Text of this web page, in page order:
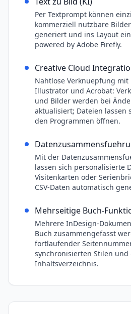
Per Textprompt können
kommerziell nutzbare
generiert und ins Layout
powered by Adobe Firefly.
Creative Cloud
Nahtlose Verknuepfung mit
Illustrator und Acrobat:
und Bilder werden bei
aktualisiert; Dateien lassen
den Programmen öffnen.
Mit der
lassen sich personalisierte
Visitenkarten oder
CSV-Daten automatisch
Mehrseitige Buch-
Mehrere InDesign-
Buch zusammengefasst
fortlaufender
synchronisierten Stilen und
Inhaltsverzeichnis.